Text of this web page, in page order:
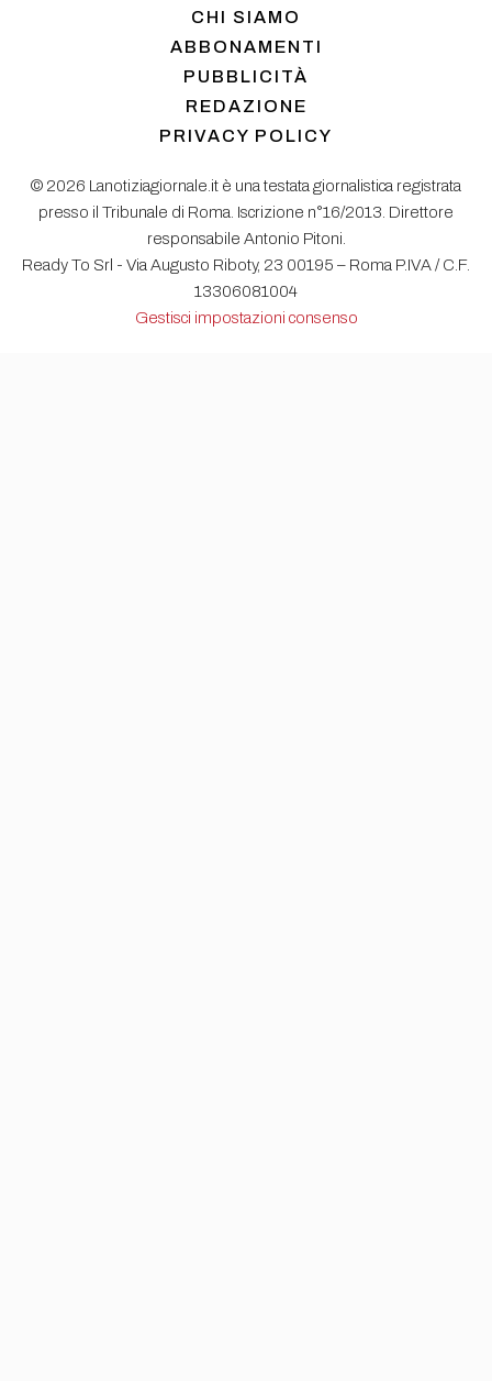
CHI SIAMO
ABBONAMENTI
PUBBLICITÀ
REDAZIONE
PRIVACY POLICY
© 2026 Lanotiziagiornale.it è una testata giornalistica registrata
presso il Tribunale di Roma. Iscrizione n°16/2013. Direttore
responsabile Antonio Pitoni.
Ready To Srl - Via Augusto Riboty, 23 00195 – Roma P.IVA / C.F.
13306081004
Gestisci impostazioni consenso